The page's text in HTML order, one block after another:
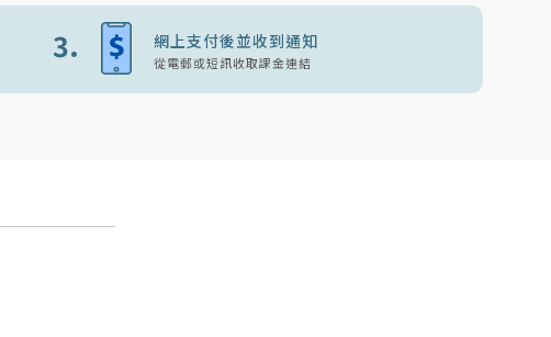
3. 網上支付後並收到通知
從電郵或短訊收取課金連結